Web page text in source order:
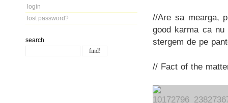
login
lost password?
search
//Are sa mearga,
good karma ca
stergem de pe
// Fact of the